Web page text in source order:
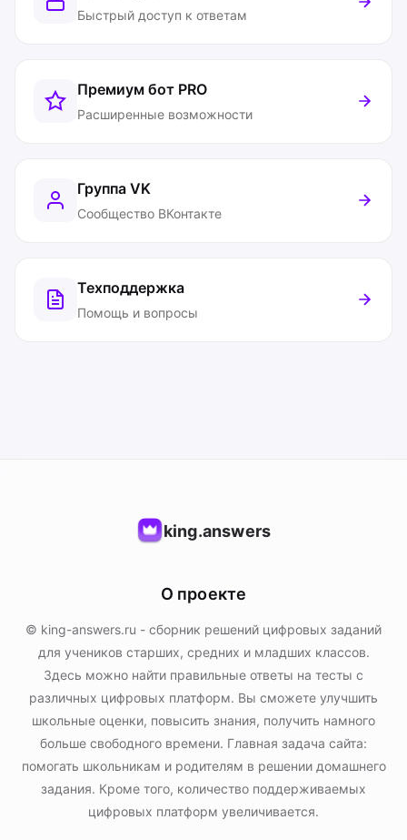
Быстрый доступ к ответам
Премиум бот PRO
Расширенные возможности
Группа VK
Сообщество ВКонтакте
Техподдержка
Помощь и вопросы
king.answers
О проекте
© king-answers.ru - сборник решений цифровых заданий
для учеников старших, средних и младших классов.
Здесь можно найти правильные ответы на тесты с
различных цифровых платформ. Вы сможете улучшить
школьные оценки, повысить знания, получить намного
больше свободного времени. Главная задача сайта:
помогать школьникам и родителям в решении домашнего
задания. Кроме того, количество поддерживаемых
цифровых платформ увеличивается.